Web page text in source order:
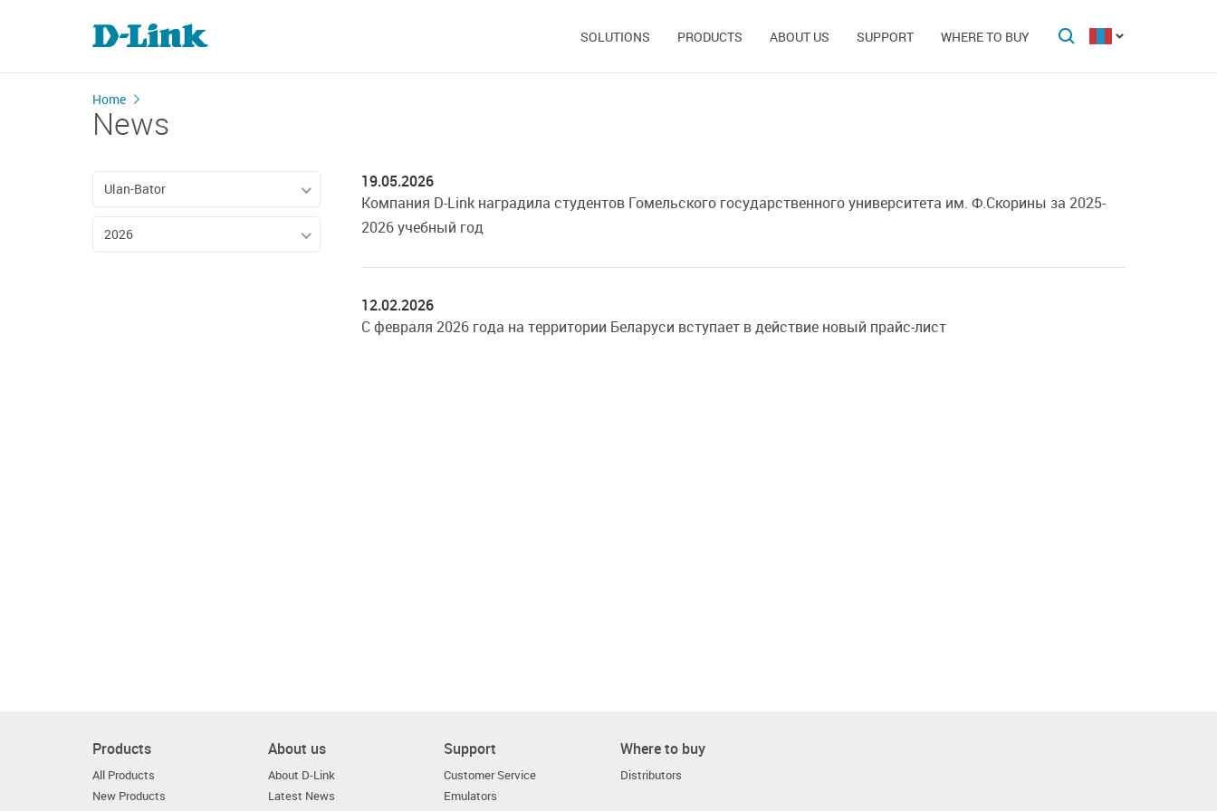
SOLUTIONS PRODUCTS ABOUT US SUPPORT WHERE TO BUY
Home
News
Ulan-Bator
2026
19.05.2026
Компания D-Link наградила студентов Гомельского государственного университета им. Ф.Скорины за 2025-
2026 учебный год
12.02.2026
C февраля 2026 года на территории Беларуси вступает в действие новый прайс-лист
Products
All Products
New Products
About us
About D-Link
Latest News
Support
Customer Service
Emulators
Where to buy
Distributors